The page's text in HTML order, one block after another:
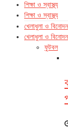
শিক্ষা ও স্বাস্থ্য
শিক্ষা ও স্বাস্থ্য
খেলাধুলা ও বিনোদন
খেলাধুলা ও বিনোদন
ফুটবল